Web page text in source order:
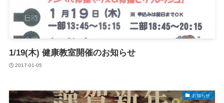
1/19(木) 健康教室開催のお知らせ
2017-01-05
お知らせ